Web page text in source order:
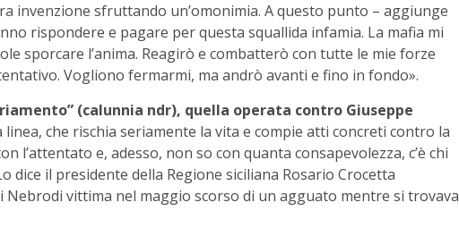
invenzione sfruttando un’omonimia. A questo punto – aggiunge
rispondere e pagare per questa squallida infamia. La mafia mi
sporcare l’anima. Reagirò e combatterò con tutte le mie forze
Vogliono fermarmi, ma andrò avanti e fino in fondo».
(calunnia ndr), quella operata contro Giuseppe
che rischia seriamente la vita e compie atti concreti contro la
l’attentato e, adesso, non so con quanta consapevolezza, c’è chi
dice il presidente della Regione siciliana Rosario Crocetta
vittima nel maggio scorso di un agguato mentre si trovava